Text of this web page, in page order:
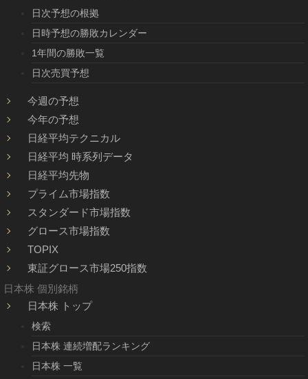
日次予想の根拠
日時予想の勝敗カレンダー
1年間の勝敗一覧
日次売買予想
今週の予想
今年の予想
日経平均テクニカル
日経平均 時系列データ
日経平均先物
プライム市場指数
スタンダード市場指数
グロース市場指数
TOPIX
東証グロース市場250指数
日本株 個別銘柄
日本株 トップ
検索
日本株 連続増配ランキング
日本株 一覧